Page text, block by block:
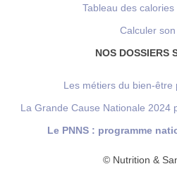
Tableau des
Calculer
NOS DOSSIERS
Les métiers du bien-être
La Grande Cause Nationale 2024
Le PNNS : programme
© Nutrition &